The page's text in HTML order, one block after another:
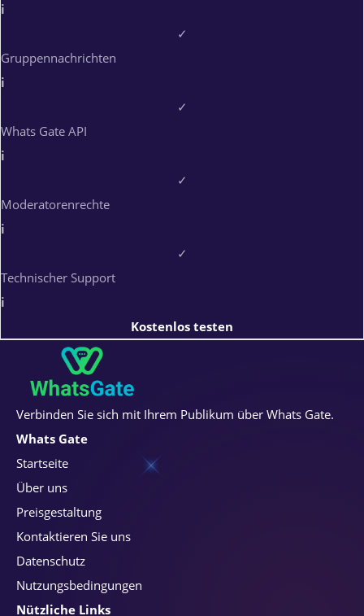
i
✓
Gruppennachrichten
i
✓
Whats Gate API
i
✓
Moderatorenrechte
i
✓
Technischer Support
i
Kostenlos testen
Verbinden Sie sich mit Ihrem Publikum über Whats Gate.
Whats Gate
Startseite
Über uns
Preisgestaltung
Kontaktieren Sie uns
Datenschutz
Nutzungsbedingungen
Nützliche Links